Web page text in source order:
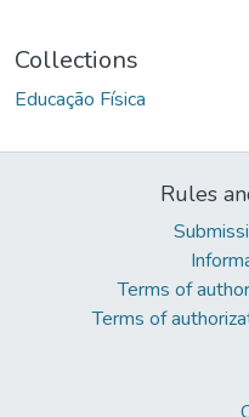
Collections
Educação Física
Rules
Terms of
Terms of